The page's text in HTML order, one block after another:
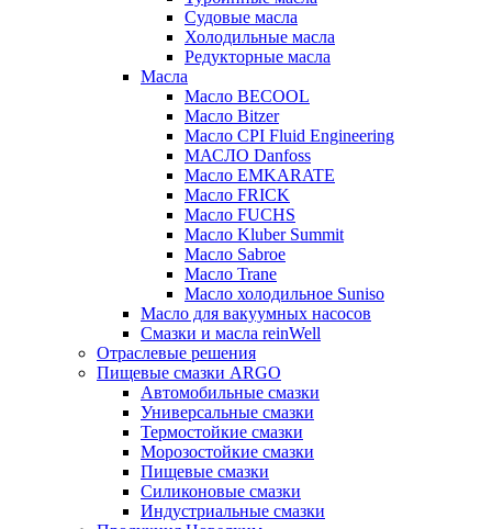
Судовые масла
Холодильные масла
Редукторные масла
Масла
Масло BECOOL
Масло Bitzer
Масло CPI Fluid Engineering
МАСЛО Danfoss
Масло EMKARATE
Масло FRICK
Масло FUCHS
Масло Kluber Summit
Масло Sabroe
Масло Trane
Масло холодильное Suniso
Масло для вакуумных насосов
Смазки и масла reinWell
Отраслевые решения
Пищевые смазки ARGO
Автомобильные смазки
Универсальные смазки
Термостойкие смазки
Морозостойкие смазки
Пищевые смазки
Силиконовые смазки
Индустриальные смазки